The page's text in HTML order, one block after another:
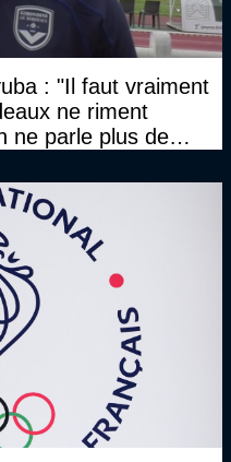
: "Il faut vraiment
ne riment
ne parle plus de